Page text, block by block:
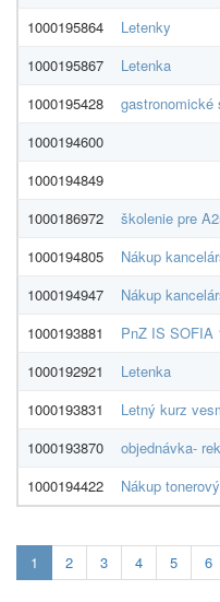
1000195864
Letenky
1000195867
Letenka
1000195428
gastronomické
1000194600
1000194849
1000186972
školenie pre
1000194805
Nákup
1000194947
Nákup
1000193881
PnZ IS SOFIA
1000192921
Letenka
1000193831
Letný kurz
1000193870
objednávka-
1000194422
Nákup
1 Aktualna-
stranka
2 3 4 5 6